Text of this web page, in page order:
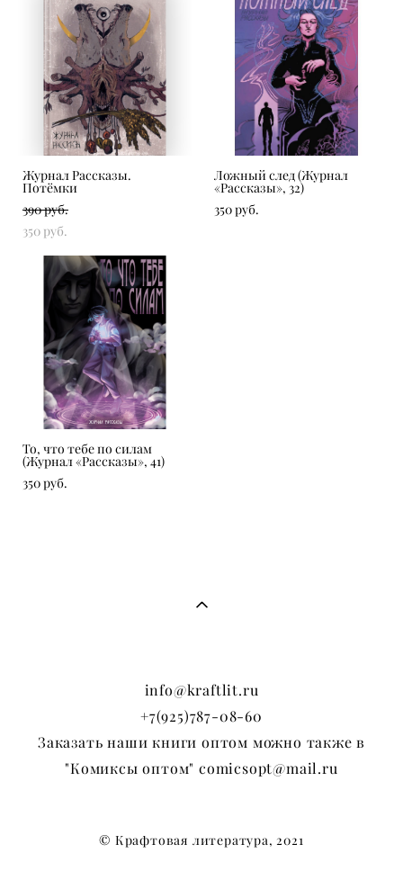
Журнал Рассказы.
Потёмки
390 pуб.
350 pуб.
Ложный след (Журнал
«Рассказы», 32)
350 pуб.
То, что тебе по силам
(Журнал «Рассказы», 41)
350 pуб.
info@kraftlit.ru
+7(925)787-08-60
Заказать наши книги оптом можно также в
"Комиксы оптом" comicsopt@mail.ru
© Крафтовая литература, 2021